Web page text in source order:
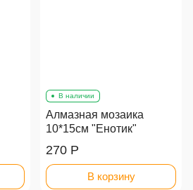
В наличии
Алмазная мозаика
10*15см "Енотик"
270 Р
В корзину